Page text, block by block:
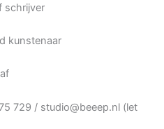
schrijver
kunstenaar
729 / studio@beeep.nl (let